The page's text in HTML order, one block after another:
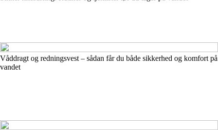
Våddragt og redningsvest – sådan får du både sikkerhed og komfort på
vandet